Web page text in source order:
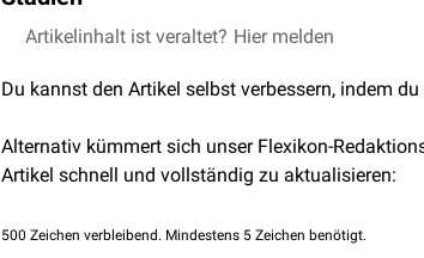
Stadium Befund
I parakolischer Abszessoder
II abgekapselter Abszess im
Artikelinhalt ist veraltet? Hier melden
Du kannst den Artikel selbst verbessern, indem
Alternativ kümmert sich unser Flexikon-
Artikel schnell und vollständig zu aktualisieren:
500 Zeichen verbleibend. Mindestens 5 Zeichen benötigt.